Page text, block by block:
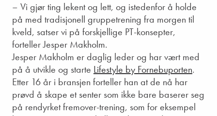
– Vi gjør ting lekent og lett, og istedenfor å holde
på med tradisjonell gruppetrening fra morgen til
kveld, satser vi på forskjellige PT-konsepter,
forteller Jesper Makholm.
Jesper Makholm er daglig leder og har vært med
på å utvikle og starte Lifestyle by Fornebuporten.
Etter 16 år i bransjen forteller han at de nå har
prøvd å skape et senter som ikke bare baserer seg
på rendyrket fremover-trening, som for eksempel